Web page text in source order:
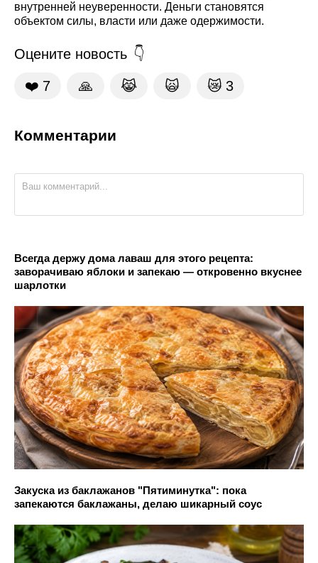
внутренней неуверенности. Деньги становятся
объектом силы, власти или даже одержимости.
Оцените новость
❤️ 7 🙏 😹 🙀 😿 3
Комментарии
Всегда держу дома лаваш для этого рецепта:
заворачиваю яблоки и запекаю — откровенно вкуснее
шарлотки
Закуска из баклажанов "Пятиминутка": пока
запекаются баклажаны, делаю шикарный соус